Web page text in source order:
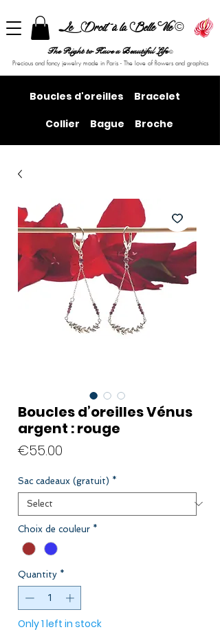
Le Droit à la Belle Vie©
The Right to Have a Beautiful Life©
Precious and fancy jewelry made in Paris - The love of flowers and graphics
Boucles d'oreilles
Bracelet
Collier
Bague Broche
Boucles d’oreilles Vénus
argent : rouge
€55.00
Sac cadeaux (gratuit) *
Choix de couleur *
Quantity *
Only 1 left in stock